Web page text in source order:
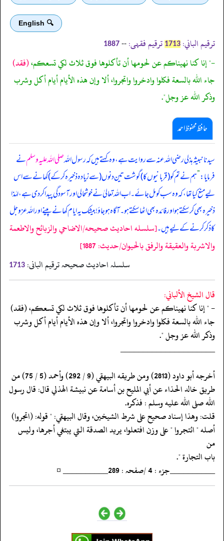
🔍 English
ترقیم الباني: 1713 ترقیم فقہی: --
1887
-" إنا كنا نهيناكم عن لحومها أن تأكلوها فوق ثلاث لكي تسعكم،(فقد)
جاء الله بالسعة فكلوا وادخروا واتجروا، ألا وإن هذه الأيام أيام أكل وشرب
وذكر الله عز وجل".
حافظ محفوظ احمد
سیدنا نبیثہ ہذلی رضی اللہ عنہ سے روایت ہے، وہ کہتے ہیں کہ رسول اللہصلی اللہ علیہ وسلمنے
فرمایا:”ہم نے تم کو (‏‏‏‏قربانیوں کا) گوشت تین دنوں (‏‏‏‏سے زیادہ ذخیرہ کر کے) کھانے سے اس
لیے منع کیا تھا، کہ وہ سب کو مل جائے۔ اب اللہ تعالیٰ نے خوشحالی اور آسودگی پیدا کر دی ہے، لہٰذا
ذخیرہ بھی کر سکتے ہو اور فائدہ بھی اٹھا سکتے ہو۔ آگاہ ہو جاؤ! بیشک یہ ایام کھانے پینے اور اللہ عزوجل
کا ذکر کرنے کے لیے ہیں۔[سلسله احاديث صحيحه/الاضاحي والزبائح والاطعمة
والاشربة والعقيقة والرفق بالحيوان/حدیث: 1887]
سلسلہ احادیث صحیحہ ترقیم البانی: 1713
قال الشيخ الألباني:
- " إنا كنا نهيناكم عن لحومها أن تأكلوها فوق ثلاث لكي تسعكم، (فقد)
جاء الله بالسعة فكلوا وادخروا واتجروا، ألا وإن هذه الأيام أيام أكل وشرب
وذكر الله عز وجل ".
‏‏‏‏_____________________
‏‏‏‏أخرجه أبو داود (2813) ومن طريقه البيهقي (9 / 292) وأحمد (5 / 75) من
‏‏‏‏طريق خالد الحذاء عن أبي المليح بن أسامة عن نبيشة الهذلي قال: قال رسول
‏‏‏‏الله صلى الله عليه وسلم : فذكره.
‏‏‏‏قلت: وهذا إسناد صحيح على شرط الشيخين، وقال البيهقي: " قوله: (اتجروا)
‏‏‏‏أصله " ائتجروا " على وزن افتعلوا، يريد الصدقة التي يبتغي أجرها، وليس
من
‏‏‏‏باب التجارة ".
‏‏‏‏__________جزء : 4 /صفحہ : 289__________ ¤